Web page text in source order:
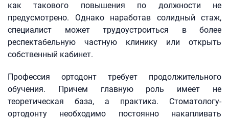
как такового повышения по должности не
предусмотрено. Однако наработав солидный стаж,
специалист может трудоустроиться в более
респектабельную частную клинику или открыть
собственный кабинет.
Профессия ортодонт требует продолжительного
обучения. Причем главную роль имеет не
теоретическая база, а практика. Стоматологу-
ортодонту необходимо постоянно накапливать